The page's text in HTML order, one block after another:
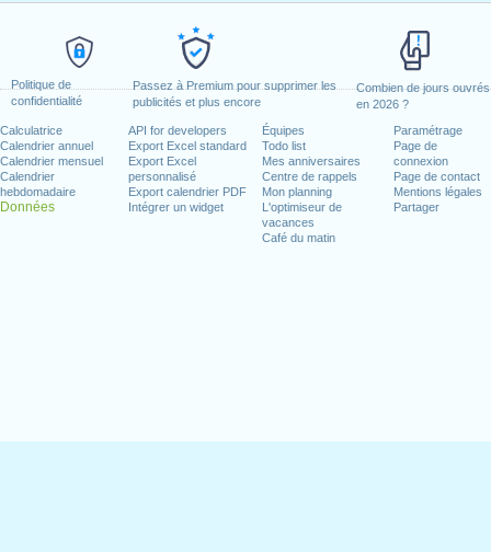
Politique de
confidentialité
Passez à Premium pour supprimer les
publicités et plus encore
Combien de jours ouvrés
en 2026 ?
Calculatrice
Calendrier annuel
Calendrier mensuel
Calendrier
hebdomadaire
Données
API for developers
Export Excel standard
Export Excel
personnalisé
Export calendrier PDF
Intégrer un widget
Équipes
Todo list
Mes anniversaires
Centre de rappels
Mon planning
L'optimiseur de
vacances
Café du matin
Paramétrage
Page de
connexion
Page de contact
Mentions légales
Partager